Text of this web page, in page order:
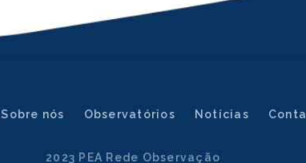
Sobre nós Observatórios Notícias
2023 PEA Rede Observação